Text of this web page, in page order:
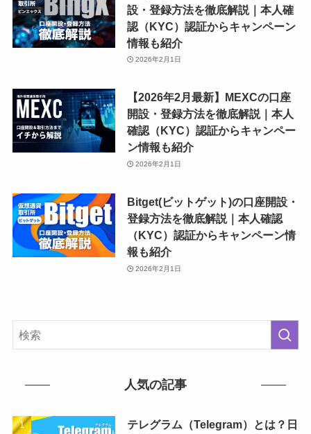
設・登録方法を徹底解説｜本人確
認（KYC）認証からキャンペーン
情報も紹介
2026年2月1日
【2026年2月最新】MEXCの口座
開設・登録方法を徹底解説｜本人
確認（KYC）認証からキャンペー
ン情報も紹介
2026年2月1日
Bitget(ビットゲット)の口座開設・
登録方法を徹底解説｜本人確認
（KYC）認証からキャンペーン情
報も紹介
2026年2月1日
人気の記事
テレグラム（Telegram）とは？日